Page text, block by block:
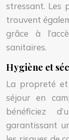
stressant. Les
trouvent
grâce à
sanitaires.
Hygiène et
La propreté et
séjour en
bénéficiez
garantissant